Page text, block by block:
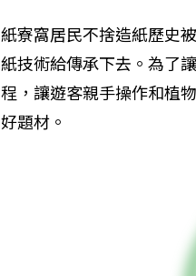
紙寮窩居民不捨造紙歷史
紙技術給傳承下去。為了
程，讓遊客親手操作和植
好題材。